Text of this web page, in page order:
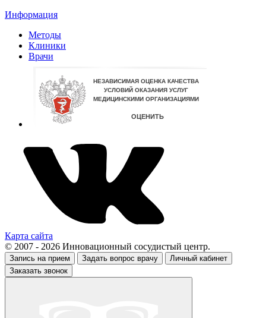
Информация
Методы
Клиники
Врачи
Карта сайта
© 2007 - 2026 Инновационный сосудистый центр.
Запись на прием Задать вопрос врачу
Личный кабинет
Заказать звонок